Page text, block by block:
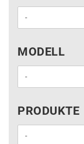
MODELL
MODELL
PRODUKTE
PRODUKTE